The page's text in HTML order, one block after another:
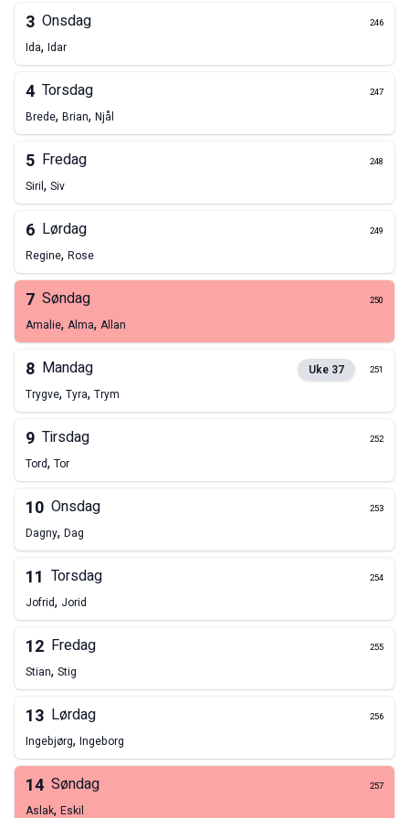
3 Onsdag 246
Ida, Idar
4 Torsdag 247
Brede, Brian, Njål
5 Fredag 248
Siril, Siv
6 Lørdag 249
Regine, Rose
7 Søndag 250
Amalie, Alma, Allan
8 Mandag Uke 37 251
Trygve, Tyra, Trym
9 Tirsdag 252
Tord, Tor
10 Onsdag 253
Dagny, Dag
11 Torsdag 254
Jofrid, Jorid
12 Fredag 255
Stian, Stig
13 Lørdag 256
Ingebjørg, Ingeborg
14 Søndag 257
Aslak, Eskil